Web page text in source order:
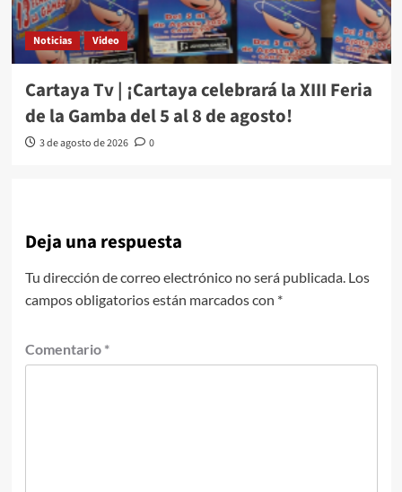
Noticias Video
Cartaya Tv | ¡Cartaya celebrará la XIII Feria
de la Gamba del 5 al 8 de agosto!
3 de agosto de 2026 0
Deja una respuesta
Tu dirección de correo electrónico no será publicada. Los
campos obligatorios están marcados con *
Comentario *